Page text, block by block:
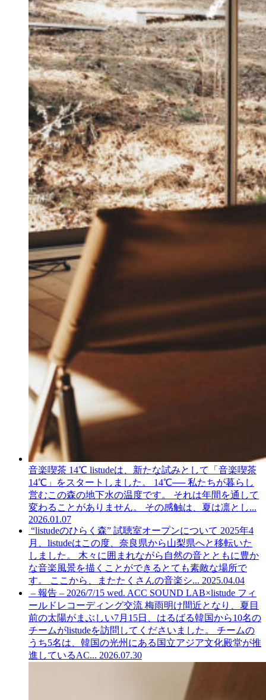
音楽喫茶 14℃ listudeは、新たな試みとして「音楽喫茶
14℃」をスタートしました。 14℃── 私たちが暮らし
営むこの森の地下水の温度です。 それは年間を通して
変わることがありません。 その感触は、夏は凛とし...
2026.01.07
“listudeのひらく森” 試聴室オープンについて 2025年4
月、listudeはこの度、奈良県から山梨県へと移転いた
しました。 木々に囲まれながら自然の音とともに豊か
な音楽風景を描くことができるとても素敵な場所で
す。 ここから、またたくさんの音楽シ... 2025.04.04
– 報告 – 2026/7/15 wed. ACC SOUND LAB×listude フィ
ールドレコーディング交流 梅雨明け間近となり、夏目
前の太陽がまぶしい7月15日、はるばる韓国から10名の
チームがlistudeを訪問してくださいました。 チームの
うち5名は、韓国の光州にある国立アジア文化殿堂が推
進しているAC... 2026.07.30